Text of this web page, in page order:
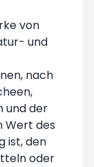
von
und
nach
und der
Wert des
ist, den
oder